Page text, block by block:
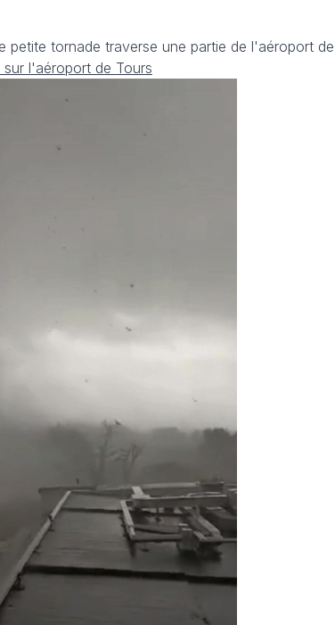
petite tornade traverse une partie de l'aéroport
l'aéroport de Tours